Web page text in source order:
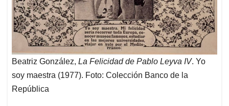
Beatriz González, La Felicidad de Pablo Leyva IV. Yo
soy maestra (1977). Foto: Colección Banco de la
República